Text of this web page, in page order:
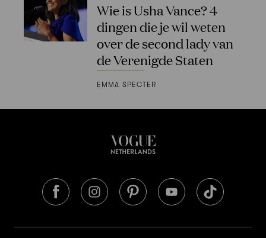
Wie is Usha Vance? 4
dingen die je wil weten
over de second lady van
de Verenigde Staten
EMMA SPECTER